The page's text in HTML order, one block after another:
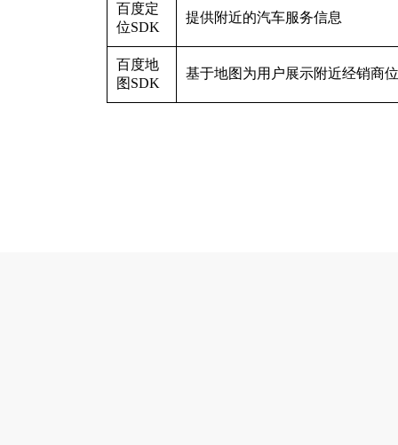
百度定
位SDK
提供附近的汽车服务信息
百度地
图SDK
基于地图为用户展示附近经销商